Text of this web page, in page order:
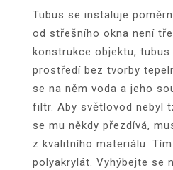
Tubus se instaluje
od střešního okna není
konstrukce objektu,
prostředí bez tvorby
se na něm voda a jeho
filtr. Aby světlovod nebyl
se mu někdy přezdívá,
z kvalitního materiálu.
polyakrylát. Vyhýbejte se